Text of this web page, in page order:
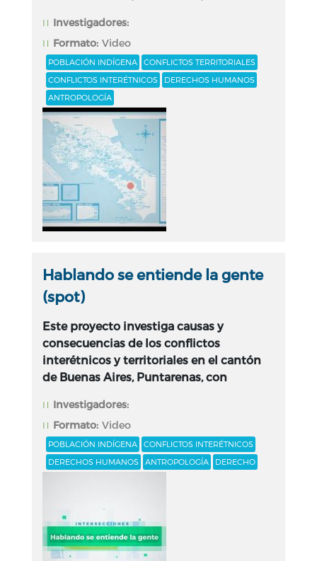
Investigadores:
Formato: Video
POBLACIÓN INDÍGENA
CONFLICTOS TERRITORIALES
CONFLICTOS INTERÉTNICOS
DERECHOS HUMANOS
ANTROPOLOGÍA
Hablando se entiende la gente
(spot)
Este proyecto investiga causas y
consecuencias de los conflictos
interétnicos y territoriales en el cantón
de Buenas Aires, Puntarenas, con
Investigadores:
Formato: Video
POBLACIÓN INDÍGENA
CONFLICTOS INTERÉTNICOS
DERECHOS HUMANOS
ANTROPOLOGÍA DERECHO